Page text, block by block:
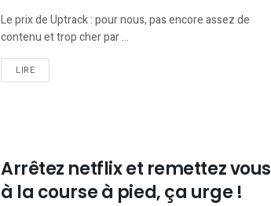
Le prix de Uptrack : pour nous, pas encore assez de
contenu et trop cher par ...
LIRE
Arrêtez netflix et remettez vous
à la course à pied, ça urge !